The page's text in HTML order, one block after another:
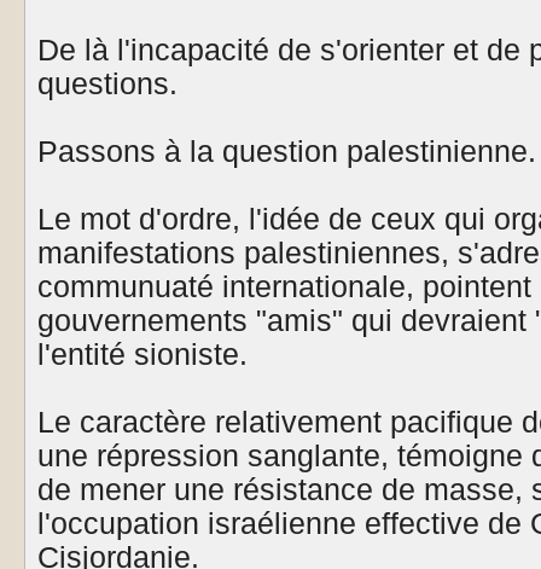
De là l'incapacité de s'orienter et de
questions.
Passons à la question palestinienne.
Le mot d'ordre, l'idée de ceux qui
manifestations palestiniennes,
communuaté internationale,
gouvernements "amis" qui devraient
l'entité sioniste.
Le caractère relativement pacifique
une répression sanglante, témoigne
de mener une résistance de masse,
l'occupation israélienne effective de
Cisjordanie.